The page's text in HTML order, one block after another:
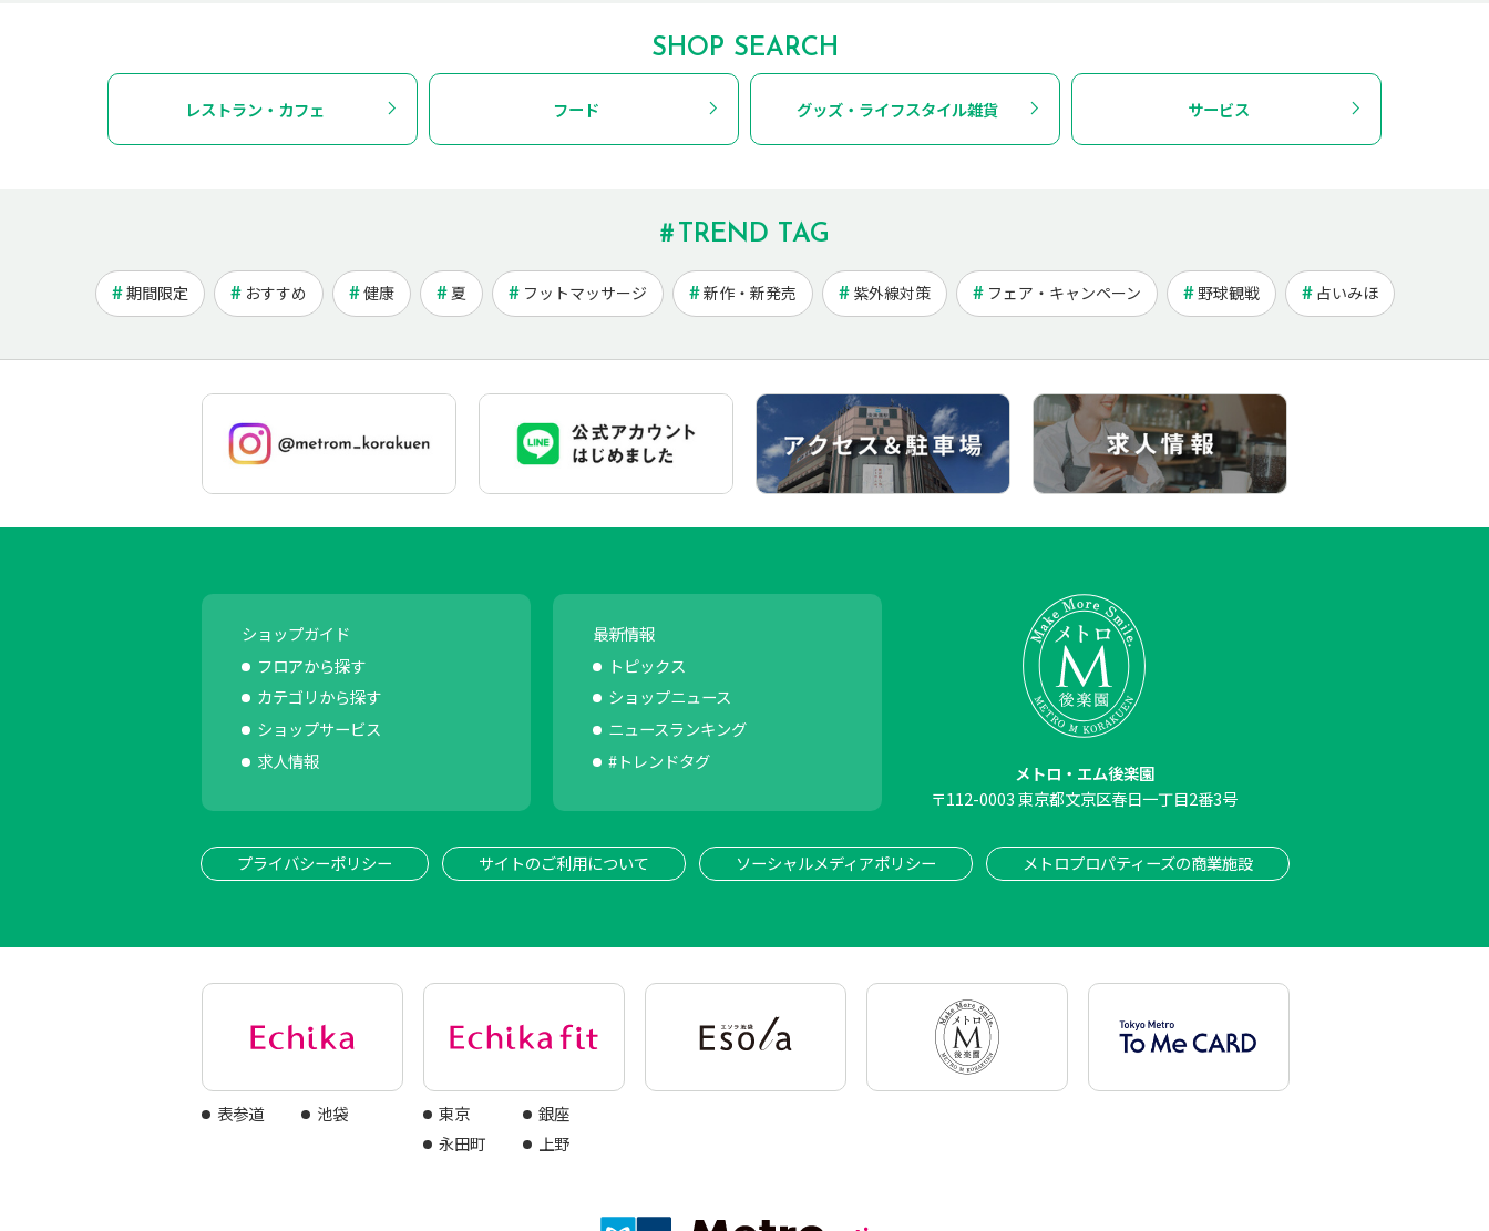
SHOP SEARCH
レストラン・カフェ フード グッズ・ライフスタイル雑貨 サービス
TREND TAG
期間限定 おすすめ 健康 夏 フットマッサージ 新作・新発売 紫外線対策 フェア・キャンペーン 野球観戦 占いみほ
ショップガイド
フロアから探す
カテゴリから探す
ショップサービス
求人情報
最新情報
トピックス
ショップニュース
ニュースランキング
#トレンドタグ
メトロ・エム後楽園
〒112-0003東京都文京区春日一丁目2番3号
プライバシーポリシー サイトのご利用について ソーシャルメディアポリシー メトロプロパティーズの商業施設
表参道 池袋 東京
銀座
永田町
上野